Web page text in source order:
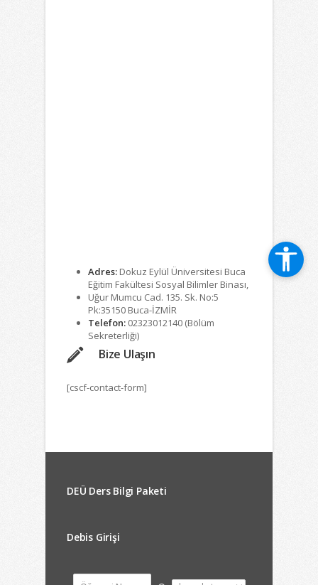
Adres: Dokuz Eylül Üniversitesi Buca
Eğitim Fakültesi Sosyal Bilimler Binası,
Uğur Mumcu Cad. 135. Sk. No:5
Pk:35150 Buca-İZMİR
Telefon: 02323012140 (Bölüm
Sekreterliği)
Bize Ulaşın
[cscf-contact-form]
DEÜ Ders Bilgi Paketi
Debis Girişi